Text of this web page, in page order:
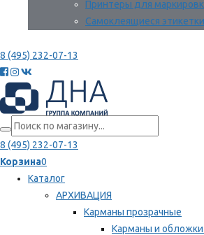
Принтеры для
Самоклеящиеся этикетки
8 (495) 232-07-13
8 (495) 232-07-13
Корзина0
Каталог
АРХИВАЦИЯ
Карманы прозрачные
Карманы и